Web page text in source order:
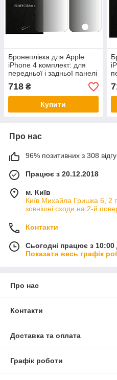
Бронеплівка для Apple
iPhone 4 комплект: для
передньої і задньої панелі
зносостійка поліуретанова
SoftGlass
718 ₴
Купити
Про нас
96% позитивних з 308
Працює з 20.12.2018
м. Київ
Київ Михайла Гришка 6, 2
зовнішні сходи на 2-й
Контакти
Сьогодні працює з 10:00
Показати весь графік
Про нас
Контакти
Доставка та оплата
Графік роботи